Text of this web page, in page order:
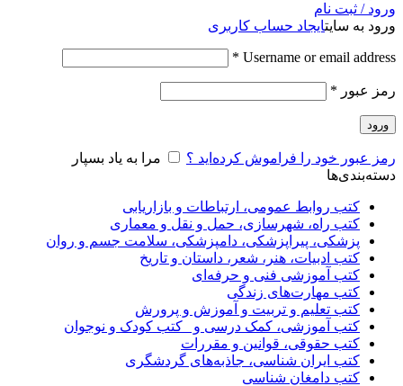
ورود / ثبت نام
ورود به سایتایجاد حساب کاربری
Username or email address
*
رمز عبور *
ورود
رمز عبور خود را فراموش کرده‌اید ؟
مرا به یاد بسپار
دسته‌بندی‌ها
کتب روابط عمومی، ارتباطات و بازاریابی
کتب راه، شهرسازی، حمل و نقل و معماری
پزشکی، پیراپزشکی، دامپزشکی، سلامت جسم و روان
کتب ادبیات، هنر، شعر، داستان و تاریخ
کتب آموزشی فنی و حرفه‌ای
کتب مهارت‌های زندگی
کتب تعلیم و تربیت و آموزش و پرورش
کتب آموزشی، کمک درسی و _کتب کودک و نوجوان
کتب حقوقی، قوانین و مقررات
کتب ایران شناسی، جاذبه‌های گردشگری
کتب دامغان شناسی